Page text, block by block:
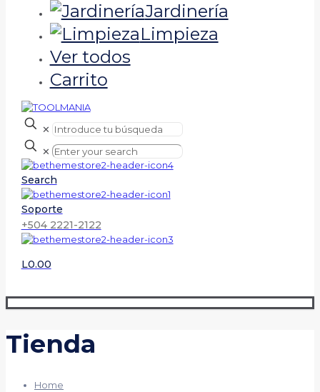
Jardinería
Limpieza
Ver todos
Carrito
✕
✕
Search
Soporte
+504 2221-2122
L0.00
Tienda
Home